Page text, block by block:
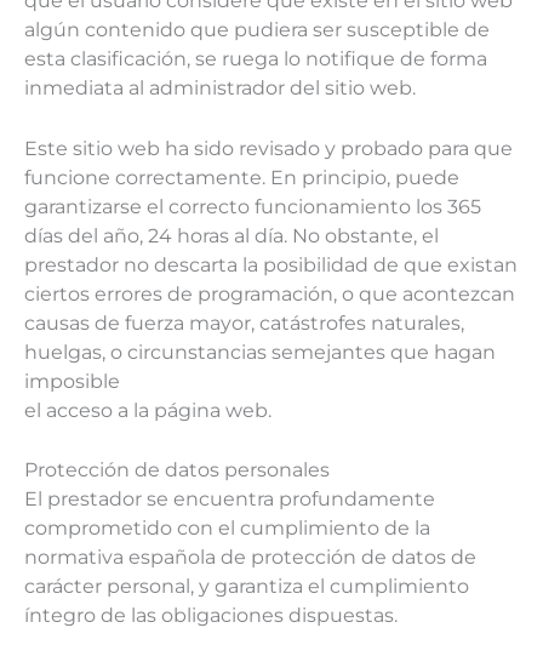
algún contenido que pudiera ser susceptible de
esta clasificación, se ruega lo notifique de forma
inmediata al administrador del sitio web.
Este sitio web ha sido revisado y probado para que
funcione correctamente. En principio, puede
garantizarse el correcto funcionamiento los 365
días del año, 24 horas al día. No obstante, el
prestador no descarta la posibilidad de que existan
ciertos errores de programación, o que acontezcan
causas de fuerza mayor, catástrofes naturales,
huelgas, o circunstancias semejantes que hagan
imposible
el acceso a la página web.
Protección de datos personales
El prestador se encuentra profundamente
comprometido con el cumplimiento de la
normativa española de protección de datos de
carácter personal, y garantiza el cumplimiento
íntegro de las obligaciones dispuestas.